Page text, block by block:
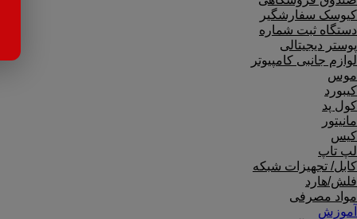
کیوسک سفارشگیر
دستگاه ثبت شماره
پوستر دیجیتالی
لوازم جانبی کامپیوتر
موس
کیبورد
کول پد
مانیتور
کیس
لپ تاپ
کابل/ تجهیزات شبکه
فلش/هارد
مواد مصرفی
آموزش